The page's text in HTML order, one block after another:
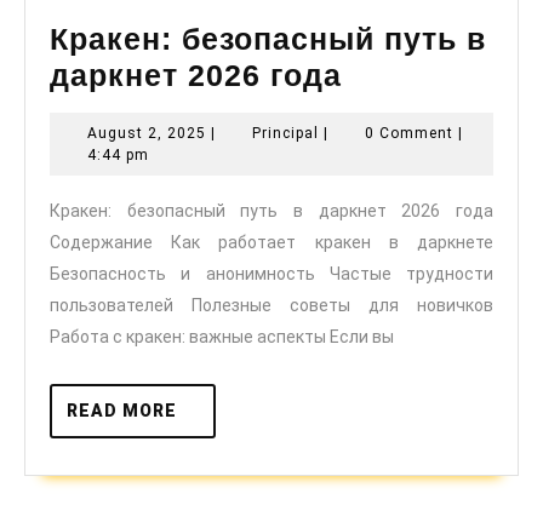
Кракен: безопасный путь в
даркнет 2026 года
путь
даркнет
2026
August 2, 2025 August
| Principal Principal
| 0 Comment |
4:44 pm
Кракен: безопасный путь в даркнет 2026 года
Содержание Как работает кракен в даркнете
Безопасность и анонимность Частые трудности
пользователей Полезные советы для новичков
Работа с кракен: важные аспекты Если вы
READ MORE
MORE